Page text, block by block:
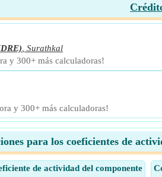
Surathkal
y 300+ más calculadoras!
y 300+ más calculadoras!
para los coeficientes de
de actividad del componente